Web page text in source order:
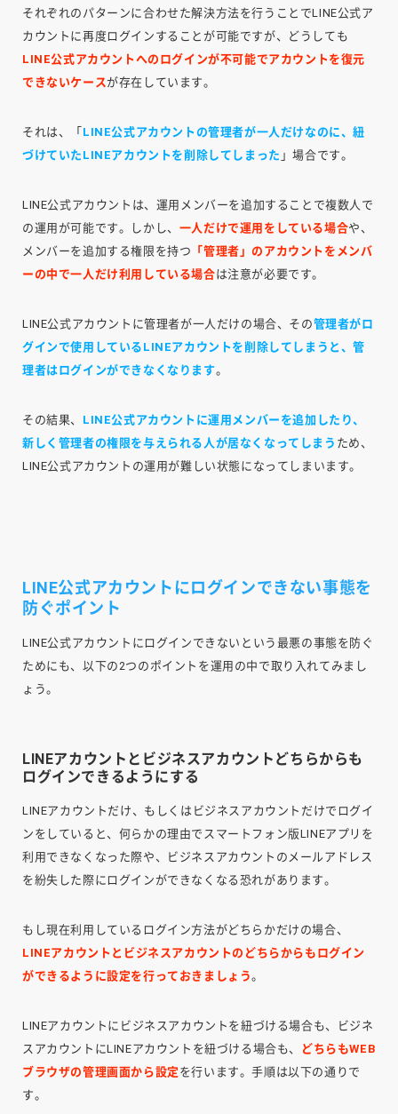
それぞれのパターンに合わせた解決方法を行うことでLINE公式ア
カウントに再度ログインすることが可能ですが、どうしても
LINE公式アカウントへのログインが不可能でアカウントを復元
できないケースが存在しています。
それは、「 LINE公式アカウントの管理者が一人だけなのに、紐
づけていたLINEアカウントを削除してしまった 」場合です。
LINE公式アカウントは、運用メンバーを追加することで複数人で
の運用が可能です。しかし、 一人だけで運用をしている場合や、
メンバーを追加する権限を持つ 「管理者」のアカウントをメンバ
ーの中で一人だけ利用している場合は注意が必要です。
LINE公式アカウントに管理者が一人だけの場合、その管理者がロ
グインで使用しているLINEアカウントを削除してしまうと、管
理者はログインができなくなります。
その結果、 LINE公式アカウントに運用メンバーを追加したり、
新しく管理者の権限を与えられる人が居なくなってしまう ため、
LINE公式アカウントの運用が難しい状態になってしまいます。
LINE公式アカウントにログインできない事態を
防ぐポイント
LINE公式アカウントにログインできないという最悪の事態を防ぐ
ためにも、以下の2つのポイントを運用の中で取り入れてみまし
ょう。
LINEアカウントとビジネスアカウントどちらからも
ログインできるようにする
LINEアカウントだけ、もしくはビジネスアカウントだけでログイ
ンをしていると、何らかの理由でスマートフォン版LINEアプリを
利用できなくなった際や、ビジネスアカウントのメールアドレス
を紛失した際にログインができなくなる恐れがあります。
もし現在利用しているログイン方法がどちらかだけの場合、
LINEアカウントとビジネスアカウントのどちらからもログイン
ができるように設定を行っておきましょう。
LINEアカウントにビジネスアカウントを紐づける場合も、ビジネ
スアカウントにLINEアカウントを紐づける場合も、
どちらもWEB
ブラウザの管理画面から設定 を行います。手順は以下の通りで
す。